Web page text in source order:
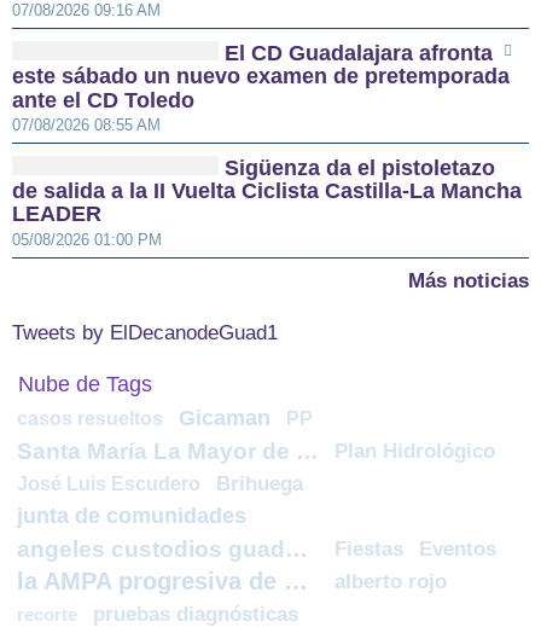
07/08/2026 09:16 AM
El CD Guadalajara afronta
este sábado un nuevo examen de pretemporada
ante el CD Toledo
07/08/2026 08:55 AM
Sigüenza da el pistoletazo
de salida a la II Vuelta Ciclista Castilla-La Mancha
LEADER
05/08/2026 01:00 PM
Más noticias
Tweets by ElDecanodeGuad1
Nube de Tags
casos resueltos Gicaman PP
Santa María La Mayor de San Gil Plan Hidrológico
José Luis Escudero Brihuega
junta de comunidades
angeles custodios guadalajara Fiestas Eventos
la AMPA progresiva de Horche alberto rojo
recorte pruebas diagnósticas